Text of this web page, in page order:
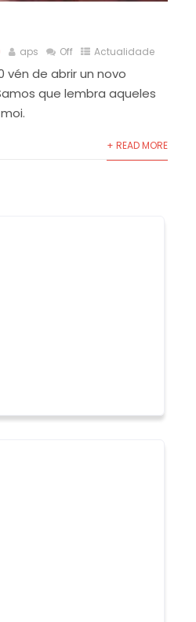
aps Off Actualidade
vén de abrir un novo
que lembra aqueles
+ READ MORE